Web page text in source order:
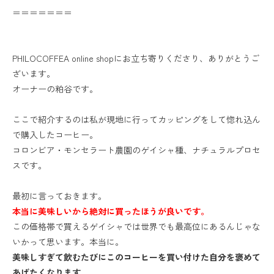
＝＝＝＝＝＝＝
PHILOCOFFEA online shopにお立ち寄りくださり、ありがとうご
ざいます。
オーナーの粕谷です。
ここで紹介するのは私が現地に行ってカッピングをして惚れ込ん
で購入したコーヒー。
コロンビア・モンセラート農園のゲイシャ種、ナチュラルプロセ
スです。
最初に言っておきます。
本当に美味しいから絶対に買ったほうが良いです。
この価格帯で買えるゲイシャでは世界でも最高位にあるんじゃな
いかって思います。本当に。
美味しすぎて飲むたびにこのコーヒーを買い付けた自分を褒めて